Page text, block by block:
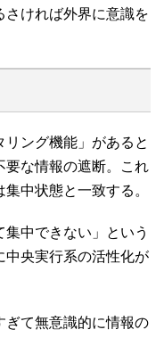
ければ外界に意識を
リング機能」があると
要な情報の遮断。これ
中状態と一致する。
中できない」という
中央実行系の活性化が
ぎて無意識的に情報の